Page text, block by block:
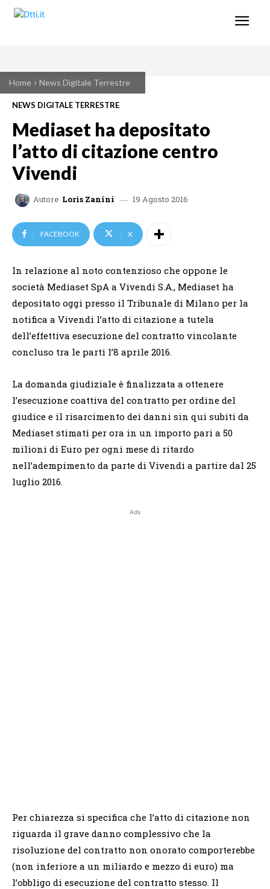
Home News Digitale Terrestre
NEWS DIGITALE TERRESTRE
Mediaset ha depositato
l’atto di citazione centro
Vivendi
Autore Loris Zanini 19 Agosto 2016
FACEBOOK X
In relazione al noto contenzioso che oppone le
società Mediaset SpA a Vivendi S.A., Mediaset ha
depositato oggi presso il Tribunale di Milano per la
notifica a Vivendi l’atto di citazione a tutela
dell’effettiva esecuzione del contratto vincolante
concluso tra le parti l’8 aprile 2016.
La domanda giudiziale è finalizzata a ottenere
l’esecuzione coattiva del contratto per ordine del
giudice e il risarcimento dei danni sin qui subiti da
Mediaset stimati per ora in un importo pari a 50
milioni di Euro per ogni mese di ritardo
nell’adempimento da parte di Vivendi a partire dal 25
luglio 2016.
Ads
Per chiarezza si specifica che l’atto di citazione non
riguarda il grave danno complessivo che la
risoluzione del contratto non onorato comporterebbe
(non inferiore a un miliardo e mezzo di euro) ma
l’obbligo di esecuzione del contratto stesso. Il